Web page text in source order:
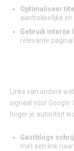
Optimaliseer
aantrekkelijke
Gebruik interne
relevante
Links van andere
signaal voor
hoger je autoriteit
Gastblogs
met een link naar